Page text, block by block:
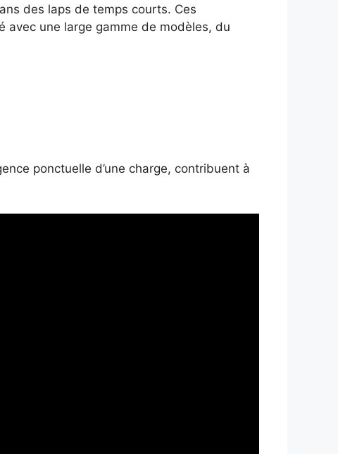
des laps de temps courts. Ces
avec une large gamme de modèles, du
ponctuelle d’une charge, contribuent à